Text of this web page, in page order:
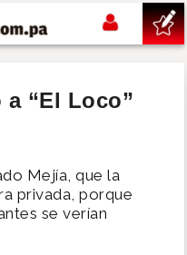
“El Loco”
Mejía, que la
privada, porque
se verían